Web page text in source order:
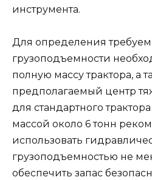
инструмента.
Для определения
грузоподъемности
полную массу трактора, а
предполагаемый центр
для стандартного
массой около 6 тонн
использовать
грузоподъемностью не
обеспечить запас